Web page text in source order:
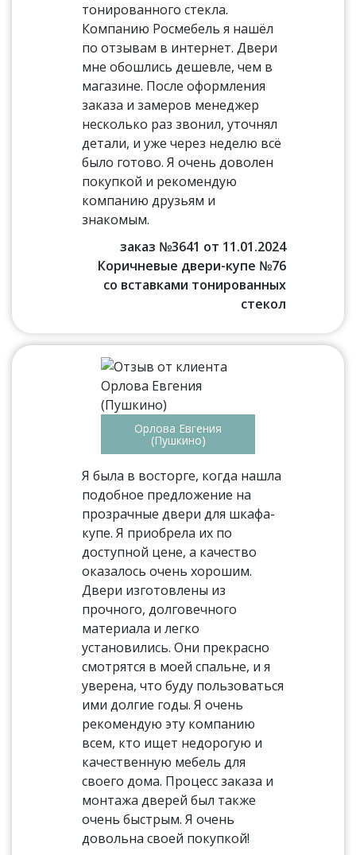
тонированного стекла.
Компанию Росмебель я нашёл
по отзывам в интернет. Двери
мне обошлись дешевле, чем в
магазине. После оформления
заказа и замеров менеджер
несколько раз звонил, уточнял
детали, и уже через неделю всё
было готово. Я очень доволен
покупкой и рекомендую
компанию друзьям и
знакомым.
заказ №3641 от 11.01.2024
Коричневые двери-купе №76
со вставками тонированных
стекол
Орлова Евгения
(Пушкино)
Я была в восторге, когда нашла
подобное предложение на
прозрачные двери для шкафа-
купе. Я приобрела их по
доступной цене, а качество
оказалось очень хорошим.
Двери изготовлены из
прочного, долговечного
материала и легко
установились. Они прекрасно
смотрятся в моей спальне, и я
уверена, что буду пользоваться
ими долгие годы. Я очень
рекомендую эту компанию
всем, кто ищет недорогую и
качественную мебель для
своего дома. Процесс заказа и
монтажа дверей был также
очень быстрым. Я очень
довольна своей покупкой!